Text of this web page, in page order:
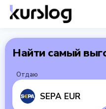
Найти самый
Отдаю
SEPA EUR